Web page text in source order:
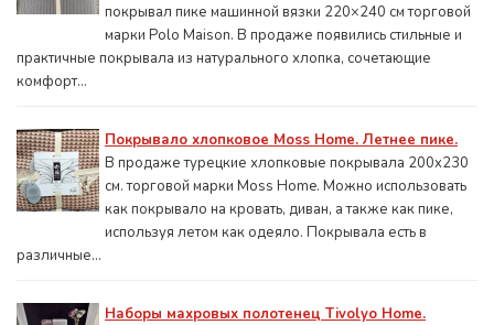
покрывал пике машинной вязки 220×240 см торговой
марки Polo Maison. В продаже появились стильные и
практичные покрывала из натурального хлопка, сочетающие
комфорт...
Покрывало хлопковое Moss Home. Летнее пике.
В продаже турецкие хлопковые покрывала 200x230
см. торговой марки Moss Home. Можно использовать
как покрывало на кровать, диван, а также как пике,
используя летом как одеяло. Покрывала есть в
различные...
Наборы махровых полотенец Tivolyo Home.